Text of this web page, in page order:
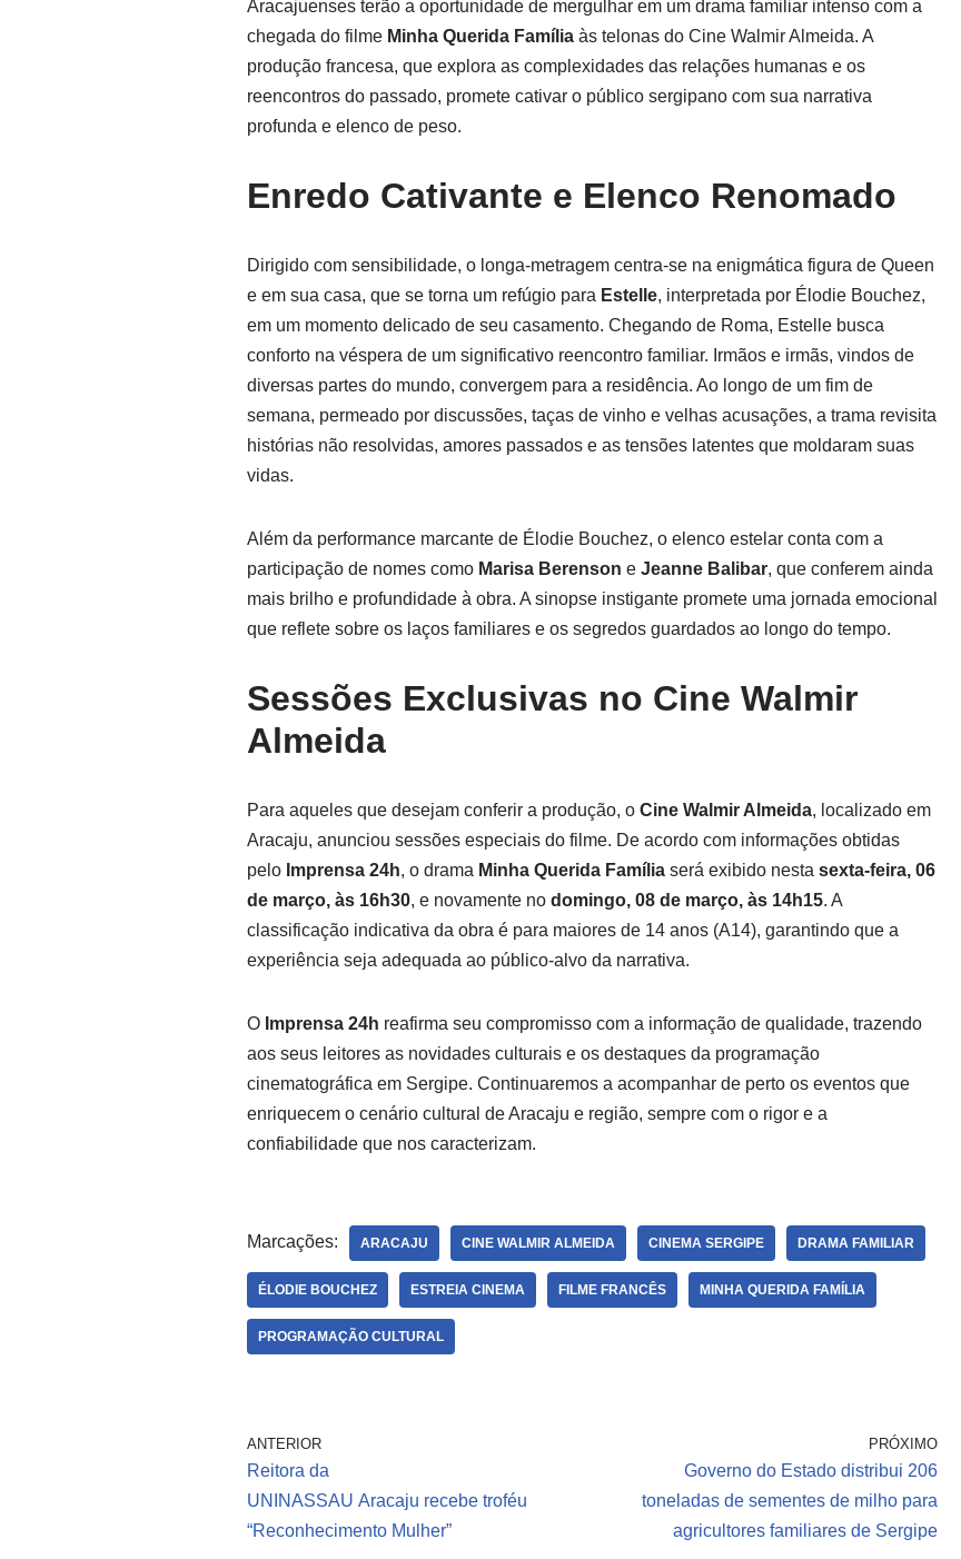
Aracajuenses terão a oportunidade de mergulhar em um drama familiar intenso com a
chegada do filme Minha Querida Família às telonas do Cine Walmir Almeida. A
produção francesa, que explora as complexidades das relações humanas e os
reencontros do passado, promete cativar o público sergipano com sua narrativa
profunda e elenco de peso.
Enredo Cativante e Elenco Renomado
Dirigido com sensibilidade, o longa-metragem centra-se na enigmática figura de Queen
e em sua casa, que se torna um refúgio para Estelle, interpretada por Élodie Bouchez,
em um momento delicado de seu casamento. Chegando de Roma, Estelle busca
conforto na véspera de um significativo reencontro familiar. Irmãos e irmãs, vindos de
diversas partes do mundo, convergem para a residência. Ao longo de um fim de
semana, permeado por discussões, taças de vinho e velhas acusações, a trama revisita
histórias não resolvidas, amores passados e as tensões latentes que moldaram suas
vidas.
Além da performance marcante de Élodie Bouchez, o elenco estelar conta com a
participação de nomes como Marisa Berenson e Jeanne Balibar, que conferem ainda
mais brilho e profundidade à obra. A sinopse instigante promete uma jornada emocional
que reflete sobre os laços familiares e os segredos guardados ao longo do tempo.
Sessões Exclusivas no Cine Walmir
Almeida
Para aqueles que desejam conferir a produção, o Cine Walmir Almeida, localizado em
Aracaju, anunciou sessões especiais do filme. De acordo com informações obtidas
pelo Imprensa 24h, o drama Minha Querida Família será exibido nesta sexta-feira, 06
de março, às 16h30, e novamente no domingo, 08 de março, às 14h15. A
classificação indicativa da obra é para maiores de 14 anos (A14), garantindo que a
experiência seja adequada ao público-alvo da narrativa.
O Imprensa 24h reafirma seu compromisso com a informação de qualidade, trazendo
aos seus leitores as novidades culturais e os destaques da programação
cinematográfica em Sergipe. Continuaremos a acompanhar de perto os eventos que
enriquecem o cenário cultural de Aracaju e região, sempre com o rigor e a
confiabilidade que nos caracterizam.
Marcações: ARACAJU CINE WALMIR ALMEIDA CINEMA SERGIPE DRAMA FAMILIAR
ÉLODIE BOUCHEZ ESTREIA CINEMA FILME FRANCÊS MINHA QUERIDA FAMÍLIA
PROGRAMAÇÃO CULTURAL
ANTERIOR
Reitora da
UNINASSAU Aracaju recebe troféu
“Reconhecimento Mulher”
PRÓXIMO
Governo do Estado distribui 206
toneladas de sementes de milho para
agricultores familiares de Sergipe